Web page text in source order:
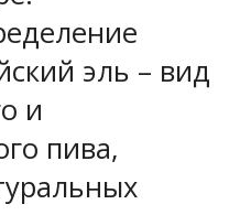
эль – вид
и
пива,